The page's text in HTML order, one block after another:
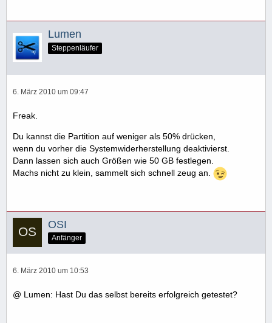
Lumen
Steppenläufer
6. März 2010 um 09:47
Freak.
Du kannst die Partition auf weniger als 50% drücken,
wenn du vorher die Systemwiderherstellung deaktivierst.
Dann lassen sich auch Größen wie 50 GB festlegen.
Machs nicht zu klein, sammelt sich schnell zeug an.
OSI
Anfänger
6. März 2010 um 10:53
@ Lumen: Hast Du das selbst bereits erfolgreich getestet?